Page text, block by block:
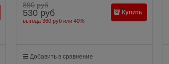
890 руб
530 руб
выгода 360 руб или 40%
Купить
Добавить в сравнение